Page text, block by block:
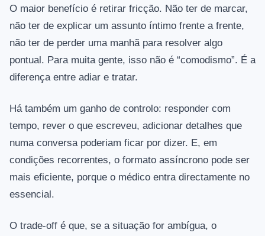
O maior benefício é retirar fricção. Não ter de marcar,
não ter de explicar um assunto íntimo frente a frente,
não ter de perder uma manhã para resolver algo
pontual. Para muita gente, isso não é “comodismo”. É a
diferença entre adiar e tratar.
Há também um ganho de controlo: responder com
tempo, rever o que escreveu, adicionar detalhes que
numa conversa poderiam ficar por dizer. E, em
condições recorrentes, o formato assíncrono pode ser
mais eficiente, porque o médico entra directamente no
essencial.
O trade-off é que, se a situação for ambígua, o